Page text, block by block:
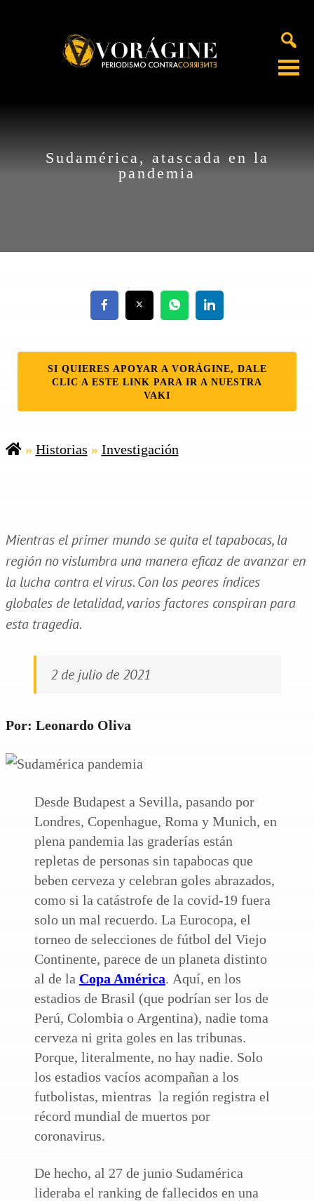
Sudamérica, atascada en la
pandemia
SI QUIERES APOYAR A VORÁGINE, DALE
CLIC A ESTE LINK PARA IR A NUESTRA
VAKI
» Historias » Investigación
Mientras el primer mundo se quita el tapabocas, la
región no vislumbra una manera eficaz de avanzar en
la lucha contra el virus. Con los peores índices
globales de letalidad, varios factores conspiran para
esta tragedia.
2 de julio de 2021
Por: Leonardo Oliva
Desde Budapest a Sevilla, pasando por
Londres, Copenhague, Roma y Munich, en
plena pandemia las graderías están
repletas de personas sin tapabocas que
beben cerveza y celebran goles abrazados,
como si la catástrofe de la covid-19 fuera
solo un mal recuerdo. La Eurocopa, el
torneo de selecciones de fútbol del Viejo
Continente, parece de un planeta distinto
al de la Copa América. Aquí, en los
estadios de Brasil (que podrían ser los de
Perú, Colombia o Argentina), nadie toma
cerveza ni grita goles en las tribunas.
Porque, literalmente, no hay nadie. Solo
los estadios vacíos acompañan a los
futbolistas, mientras la región registra el
récord mundial de muertos por
coronavirus.
De hecho, al 27 de junio Sudamérica
lideraba el ranking de fallecidos en una